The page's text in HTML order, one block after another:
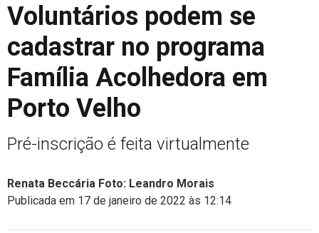
Voluntários podem se
cadastrar no programa
Família Acolhedora em
Porto Velho
Pré-inscrição é feita virtualmente
Renata Beccária Foto: Leandro Morais
Publicada em 17 de janeiro de 2022 às 12:14